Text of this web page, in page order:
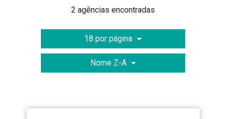
2 agências encontradas
18 por página
Nome Z-A